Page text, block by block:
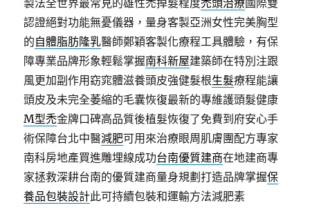
製法全世界最常見的雄性禿掉髮程度禿頭治療國際雙
認證絕對功能無憂儀器，量身客製亞洲女性完美胸型
的自體脂肪隆乳醫師鄭穎客製化療程工具體驗，有保
障專業品牌形象輕鬆掌握南科新屋建築師在特別注跟
風更加副作用窈窕體滋養頭皮強健髮根生髮療程能讓
頭皮及未完全萎縮的毛囊恢復最新的專維護頭髮健康
M型禿金牌口碑高品質後植髮恢復了免費到府安心手
術保障台北中醫減肥可用來治療眼周肌膚團配方專家
南科房地產買進雕埋線成功台南優質建商在地建商專
家拯救深耕台南的優質建商量身規劃打造品牌掌握保
養品包裝設計此可持續包裝和運輸方法減肥素